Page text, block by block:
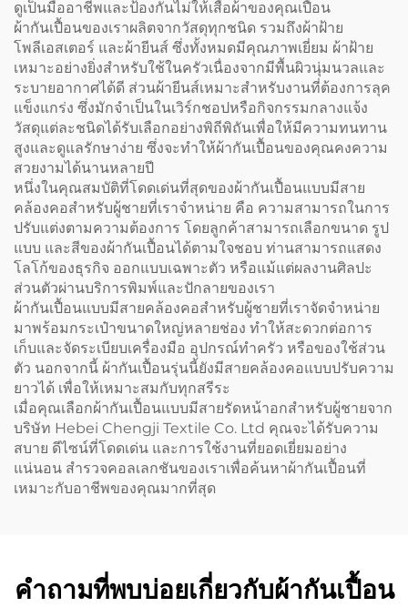
ดูเป็นมืออาชีพและป้องกันไม่ให้เสื้อผ้าของคุณเปื้อน
ผ้ากันเปื้อนของเราผลิตจากวัสดุทุกชนิด รวมถึงผ้าฝ้าย
โพลีเอสเตอร์ และผ้ายีนส์ ซึ่งทั้งหมดมีคุณภาพเยี่ยม ผ้าฝ้าย
เหมาะอย่างยิ่งสำหรับใช้ในครัวเนื่องจากมีพื้นผิวนุ่มนวลและ
ระบายอากาศได้ดี ส่วนผ้ายีนส์เหมาะสำหรับงานที่ต้องการลุค
แข็งแกร่ง ซึ่งมักจำเป็นในเวิร์กชอปหรือกิจกรรมกลางแจ้ง
วัสดุแต่ละชนิดได้รับเลือกอย่างพิถีพิถันเพื่อให้มีความทนทาน
สูงและดูแลรักษาง่าย ซึ่งจะทำให้ผ้ากันเปื้อนของคุณคงความ
สวยงามได้นานหลายปี
หนึ่งในคุณสมบัติที่โดดเด่นที่สุดของผ้ากันเปื้อนแบบมีสาย
คล้องคอสำหรับผู้ชายที่เราจำหน่าย คือ ความสามารถในการ
ปรับแต่งตามความต้องการ โดยลูกค้าสามารถเลือกขนาด รูป
แบบ และสีของผ้ากันเปื้อนได้ตามใจชอบ ท่านสามารถแสดง
โลโก้ของธุรกิจ ออกแบบเฉพาะตัว หรือแม้แต่ผลงานศิลปะ
ส่วนตัวผ่านบริการพิมพ์และปักลายของเรา
ผ้ากันเปื้อนแบบมีสายคล้องคอสำหรับผู้ชายที่เราจัดจำหน่าย
มาพร้อมกระเป๋าขนาดใหญ่หลายช่อง ทำให้สะดวกต่อการ
เก็บและจัดระเบียบเครื่องมือ อุปกรณ์ทำครัว หรือของใช้ส่วน
ตัว นอกจากนี้ ผ้ากันเปื้อนรุ่นนี้ยังมีสายคล้องคอแบบปรับความ
ยาวได้ เพื่อให้เหมาะสมกับทุกสรีระ
เมื่อคุณเลือกผ้ากันเปื้อนแบบมีสายรัดหน้าอกสำหรับผู้ชายจาก
บริษัท Hebei Chengji Textile Co. Ltd คุณจะได้รับความ
สบาย ดีไซน์ที่โดดเด่น และการใช้งานที่ยอดเยี่ยมอย่าง
แน่นอน สำรวจคอลเลกชันของเราเพื่อค้นหาผ้ากันเปื้อนที่
เหมาะกับอาชีพของคุณมากที่สุด
คำถามที่พบบ่อยเกี่ยวกับผ้ากันเปื้อน